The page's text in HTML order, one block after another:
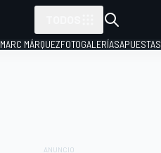
MARC MÁRQUEZFOTOGALERÍASAPUESTAS